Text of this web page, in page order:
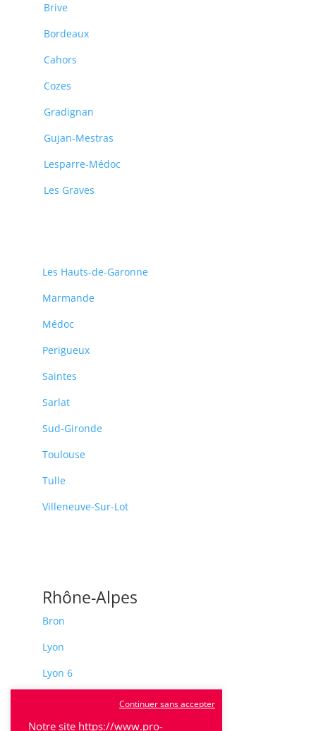
Brive
Bordeaux
Cahors
Cozes
Gradignan
Gujan-Mestras
Lesparre-Médoc
Les Graves
Les Hauts-de-Garonne
Marmande
Médoc
Perigueux
Saintes
Sarlat
Sud-Gironde
Toulouse
Tulle
Villeneuve-Sur-Lot
Rhône-Alpes
Bron
Lyon
Lyon 6
Calluire
Notre site https://www.pro-
Continuer sans accepter